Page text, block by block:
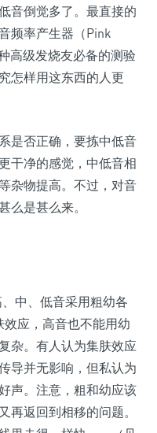
音倒觉多了。最直接的
频率产生器（Pink
高级发烧友必备的测验
怎样用这东西的人更
是否正确，要拣中低音
干净的感觉，中低音相
杂物提高。不过，对音
么是甚么来。
中、低音采用粗幼各
应，高音也不能用幼
杂。有人认为集肤效应
导并无影响，但私认为
声。注意，粗和幼应该
再返回到相移的问题。